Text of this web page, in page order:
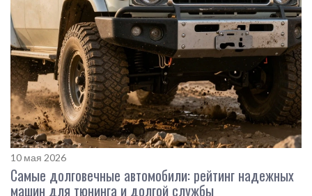
10 мая 2026
Самые долговечные автомобили: рейтинг надежных
машин для тюнинга и долгой службы